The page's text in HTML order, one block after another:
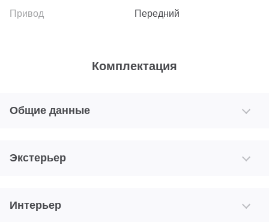
Передний
Комплектация
Общие данные
Экстерьер
Интерьер